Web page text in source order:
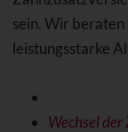
sein. Wir beraten
leistungsstarke
Wechsel